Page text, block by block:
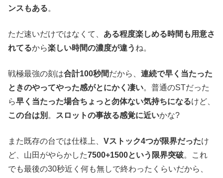
ンスもある。
ただ速いだけではなくて、 ある程度楽しめる時間も用意さ
れてるから楽しい時間の濃度が違う ね。
戦極最強の刻は合計100秒間だから、 連続で早く当たった
ときのやってやった感がとにかく凄い。普通のSTだった
ら早く当たった場合ちょっと勿体ない気持ちになるけど、
この台は別 。 スロットの事故る感覚に近いかな?
また既存の台では仕様上、 Vストック4つが限界だったけ
ど、山田がやらかした7500+1500という限界突破。これ
でも最後の30秒近く何も無しで終わったくらいだから、